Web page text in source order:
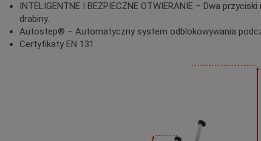
INTELIGENTNE I BEZPIECZNE OTWIERANIE – Dwa
drabiny.
Autostep® – Automatyczny system odblokowywania
Certyfikaty EN 131